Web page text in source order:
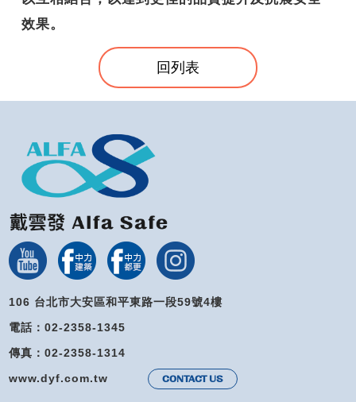
效果。
回列表
106 台北市大安區和平東路一段59號4樓
電話：02-2358-1345
傳真：02-2358-1314
www.dyf.com.tw
CONTACT US